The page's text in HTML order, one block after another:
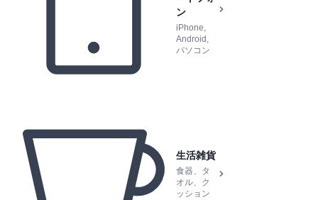
ン
iPhone,
Android,
パソコン
生活雑貨
食器、タ
オル、ク
ッション